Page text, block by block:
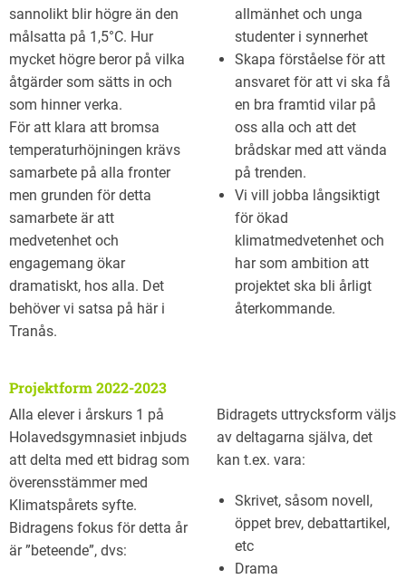
sannolikt blir högre än den
målsatta på 1,5°C. Hur
mycket högre beror på vilka
åtgärder som sätts in och
som hinner verka.
För att klara att bromsa
temperaturhöjningen krävs
samarbete på alla fronter
men grunden för detta
samarbete är att
medvetenhet och
engagemang ökar
dramatiskt, hos alla. Det
behöver vi satsa på här i
Tranås.
allmänhet och unga
studenter i synnerhet
Skapa förståelse för att
ansvaret för att vi ska få
en bra framtid vilar på
oss alla och att det
brådskar med att vända
på trenden.
Vi vill jobba långsiktigt
för ökad
klimatmedvetenhet och
har som ambition att
projektet ska bli årligt
återkommande.
Projektform 2022-2023
Alla elever i årskurs 1 på
Holavedsgymnasiet inbjuds
att delta med ett bidrag som
överensstämmer med
Klimatspårets syfte.
Bidragens fokus för detta år
är ”beteende”, dvs:
Bidragets uttrycksform väljs
av deltagarna själva, det
kan t.ex. vara:
Skrivet, såsom novell,
öppet brev, debattartikel,
etc
Drama